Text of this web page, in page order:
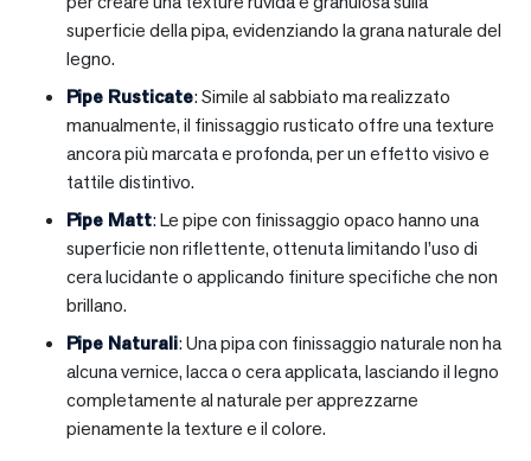
superficie della pipa, evidenziando la grana naturale del
legno.
Pipe Rusticate: Simile al sabbiato ma realizzato
manualmente, il finissaggio rusticato offre una texture
ancora più marcata e profonda, per un effetto visivo e
tattile distintivo.
Pipe Matt: Le pipe con finissaggio opaco hanno una
superficie non riflettente, ottenuta limitando l’uso di
cera lucidante o applicando finiture specifiche che non
brillano.
Pipe Naturali: Una pipa con finissaggio naturale non ha
alcuna vernice, lacca o cera applicata, lasciando il legno
completamente al naturale per apprezzarne
pienamente la texture e il colore.